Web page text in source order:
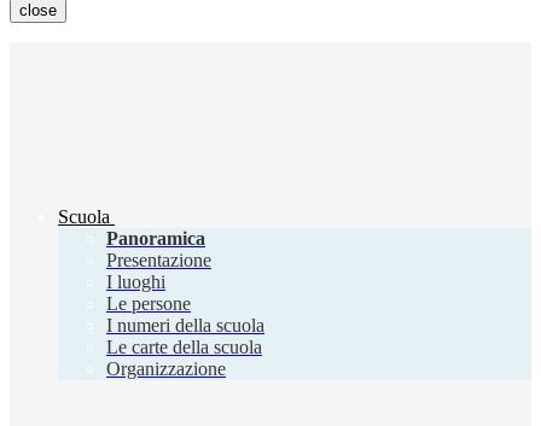
close
Scuola
Panoramica
Presentazione
I luoghi
Le persone
I numeri della scuola
Le carte della scuola
Organizzazione